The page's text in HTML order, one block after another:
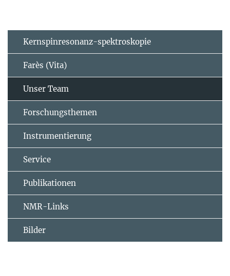
Kernspinresonanz-spektroskopie
Farès (Vita)
Unser Team
Forschungsthemen
Instrumentierung
Service
Publikationen
NMR-Links
Bilder